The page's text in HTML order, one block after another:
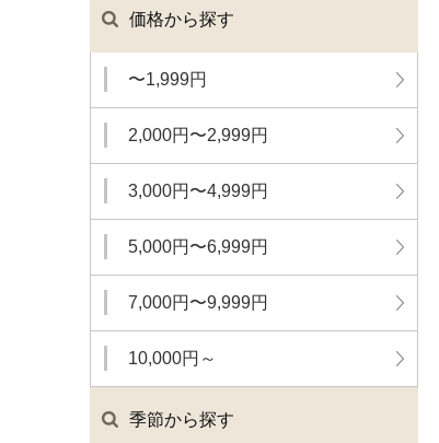
価格から探す
〜1,999円
2,000円〜2,999円
3,000円〜4,999円
5,000円〜6,999円
7,000円〜9,999円
10,000円～
季節から探す